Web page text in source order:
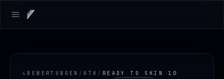
Open main menu
↳ BEWERTUNGEN /ATK / READY TO SKIN 10